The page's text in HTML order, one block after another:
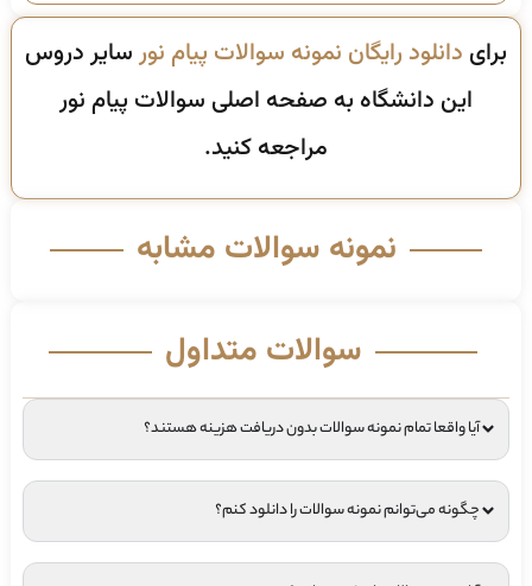
برای دانلود رایگان نمونه سوالات پیام نورسایر دروس
این دانشگاه به صفحه اصلی سوالات پیام نور
مراجعه کنید.
نمونه سوالات مشابه
سوالات متداول
آیا واقعا تمام نمونه سوالات بدون دریافت هزینه هستند؟
چگونه می‌توانم نمونه سوالات را دانلود کنم؟